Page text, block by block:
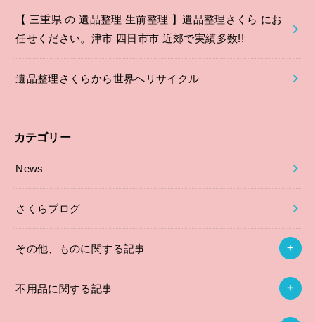
【 三重県 の 遺品整理 生前整理 】遺品整理さくら にお
任せください。津市 四日市市 近郊で実績多数!!
遺品整理さくらから世界へリサイクル
カテゴリー
News
さくらブログ
その他、ものに関する記事
不用品に関する記事